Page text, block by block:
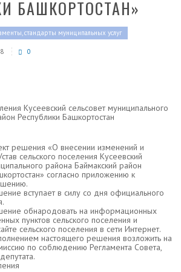
БАШКОРТОСТАН»
стандарты муниципальных услуг
0
Кусеевский сельсовет муниципального
Республики Башкортостан
решения «О внесении изменений и
сельского поселения Кусеевский
района Баймакский район
согласно приложению к
вступает в силу со дня официального
обнародовать на информационных
пунктов сельского поселения и
сельского поселения в сети Интернет.
настоящего решения возложить на
по соблюдению Регламента Совета,